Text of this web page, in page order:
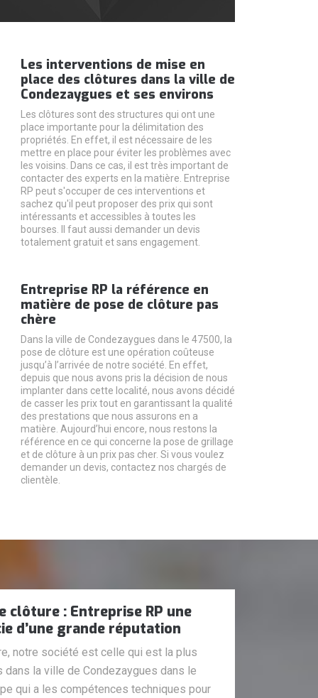
Les interventions de mise en
place des clôtures dans la ville de
Condezaygues et ses environs
Les clôtures sont des structures qui ont une
place importante pour la délimitation des
propriétés. En effet, il est nécessaire de les
mettre en place pour éviter les problèmes avec
les voisins. Dans ce cas, il est très important de
contacter des experts en la matière. Entreprise
RP peut s'occuper de ces interventions et
sachez qu'il peut proposer des prix qui sont
intéressants et accessibles à toutes les
bourses. Il faut aussi demander un devis
totalement gratuit et sans engagement.
Entreprise RP la référence en
matière de pose de clôture pas
chère
Dans la ville de Condezaygues dans le 47500, la
pose de clôture est une opération coûteuse
jusqu’à l’arrivée de notre société. En effet,
depuis que nous avons pris la décision de nous
implanter dans cette localité, nous avons décidé
de casser les prix tout en garantissant la qualité
des prestations que nous assurons en a
matière. Aujourd’hui encore, nous restons la
référence en ce qui concerne la pose de grillage
et de clôture à un prix pas cher. Si vous voulez
demander un devis, contactez nos chargés de
clientèle.
clôture : Entreprise RP une
d’une grande réputation
notre société est celle qui est la plus
la ville de Condezaygues dans le
qui a les compétences techniques pour